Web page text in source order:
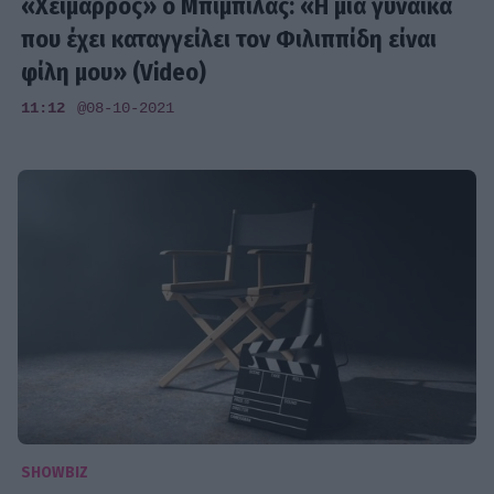
που έχει καταγγείλει τον Φιλιππίδη είναι
φίλη μου» (Video)
11:12 @08-10-2021
SHOWBIZ